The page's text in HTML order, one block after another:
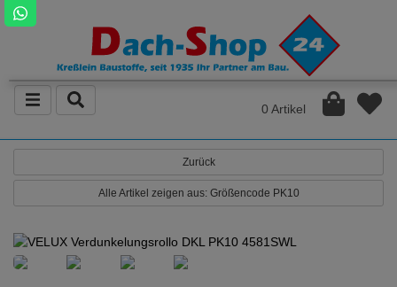
0 Artikel
Zurück
Alle Artikel zeigen aus: Größencode PK10